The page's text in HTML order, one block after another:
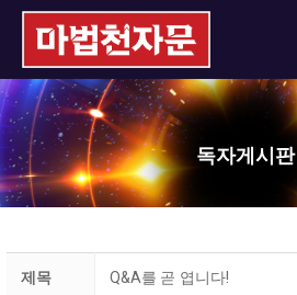
독자게시판
제목 Q&A를 곧 엽니다!